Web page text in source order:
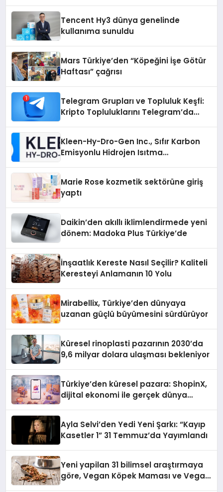
Tencent Hy3 dünya genelinde
kullanıma sunuldu
Mars Türkiye’den “Köpeğini İşe Götür
Haftası” çağrısı
Telegram Grupları ve Topluluk Keşfi:
Kripto Topluluklarını Telegram’da
Kleen-Hy-Dro-Gen Inc., Sıfır Karbon
Emisyonlu Hidrojen Isıtma
Marie Rose kozmetik sektörüne giriş
yaptı
Daikin’den akıllı iklimlendirmede yeni
dönem: Madoka Plus Türkiye’de
İnşaatlık Kereste Nasıl Seçilir? Kaliteli
Keresteyi Anlamanın 10 Yolu
Mirabellix, Türkiye’den dünyaya
uzanan güçlü büyümesini sürdürüyor
Küresel rinoplasti pazarının 2030’da
9,6 milyar dolara ulaşması bekleniyor
Türkiye’den küresel pazara: ShopinX,
dijital ekonomi ile gerçek dünya
Ayla Selvi’den Yedi Yeni Şarkı: “Kayıp
Kasetler 1” 31 Temmuz’da Yayımlandı
Yeni yapilan 31 bilimsel araştırmaya
göre, Vegan Köpek Maması ve Vegan